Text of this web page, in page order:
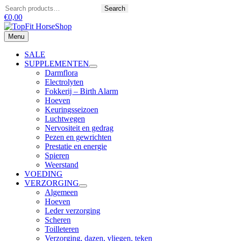
Ga
naar
de
inhoud
Zoeken Search
€0,00
Menu
Menu
SALE
SUPPLEMENTEN
Darmflora
Electrolyten
Fokkerij – Birth Alarm
Hoeven
Keuringsseizoen
Luchtwegen
Nervositeit en gedrag
Pezen en gewrichten
Prestatie en energie
Spieren
Weerstand
VOEDING
VERZORGING
Algemeen
Hoeven
Leder verzorging
Scheren
Toilleteren
Verzorging, dazen, vliegen, teken